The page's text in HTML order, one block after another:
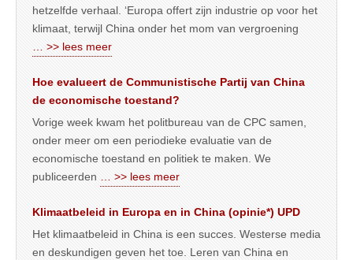
hetzelfde verhaal. ‘Europa offert zijn industrie op voor het
klimaat, terwijl China onder het mom van vergroening
… >> lees meer
Hoe evalueert de Communistische Partij van China
de economische toestand?
Vorige week kwam het politbureau van de CPC samen,
onder meer om een periodieke evaluatie van de
economische toestand en politiek te maken. We
publiceerden
… >> lees meer
Klimaatbeleid in Europa en in China (opinie*) UPD
Het klimaatbeleid in China is een succes. Westerse media
en deskundigen geven het toe. Leren van China en